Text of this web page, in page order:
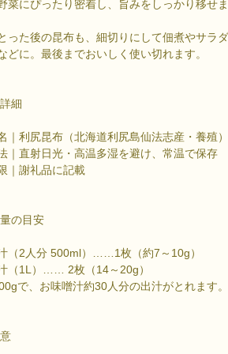
菜にぴったり密着し、旨みをしっかり移せま
った後の昆布も、細切りにして佃煮やサラダ
どに。最後までおいしく使い切れます。
細
｜利尻昆布（北海道利尻島仙法志産・養殖）
｜直射日光・高温多湿を避け、常温で保存
｜謝礼品に記載
の目安
（2人分 500ml）……1枚（約7～10g）
（1L）…… 2枚（14～20g）
で、お味噌汁約30人分の出汁がとれます。